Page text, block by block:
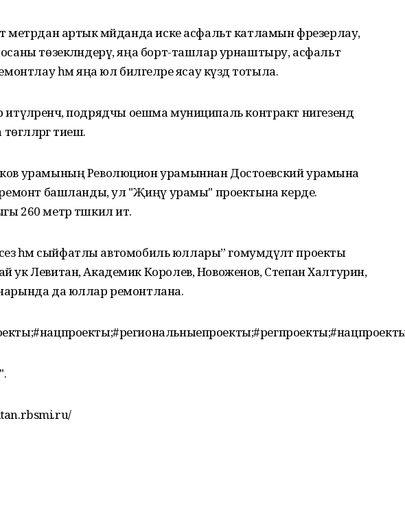
метрдан артык мәйданда иске асфальт катламын фрезерлау,
төзекләндерү, яңа борт-ташлар урнаштыру, асфальт
һәм яңа юл билгеләре ясау күздә тотыла.
итүләренчә, подрядчы оешма муниципаль контракт нигезендә
тиеш.
урамының Революцион урамыннан Достоевский урамына
ремонт башланды, ул "Җиңү урамы" проектына керде.
260 метр тәшкил итә.
һәм сыйфатлы автомобиль юллары” гомумдәүләт проекты
ук Левитан, Академик Королев, Новоженов, Степан Халтурин,
да юллар ремонтлана.